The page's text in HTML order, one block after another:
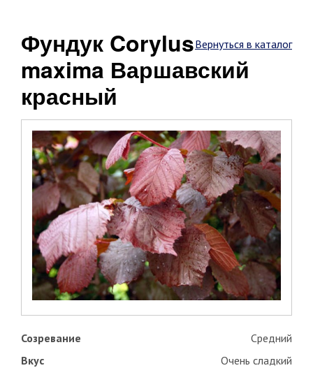
Вернуться в каталог
Фундук Corylus
maxima Варшавский
красный
Созревание
Средний
Вкус
Очень сладкий